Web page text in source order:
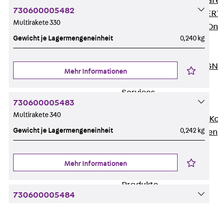
JORDAHL®
JORDAHL® JVB
ISOCHECK
FERBOX®-
CAD und BIM
Services
Services
Beratung, Planung,
Individuelle Lösungen
Ausbau
Zurück Ausbau
Produkte
Produkte
730600005482
Multirakete 330
Gewicht je Lagermengeneinheit 0,240 kg
Mehr Informationen
730600005483
Multirakete 340
Gewicht je Lagermengeneinheit 0,242 kg
Mehr Informationen
730600005484